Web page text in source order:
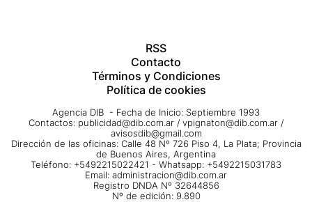
RSS
Contacto
Términos y Condiciones
Política de cookies
Agencia DIB - Fecha de Inicio: Septiembre 1993
Contactos: publicidad@dib.com.ar / vpignaton@dib.com.ar /
avisosdib@gmail.com
Dirección de las oficinas: Calle 48 Nº 726 Piso 4, La Plata; Provincia
de Buenos Aires, Argentina
Teléfono: +5492215022421 - Whatsapp: +5492215031783
Email: administracion@dib.com.ar
Registro DNDA Nº 32644856
Nº de edición: 9.890